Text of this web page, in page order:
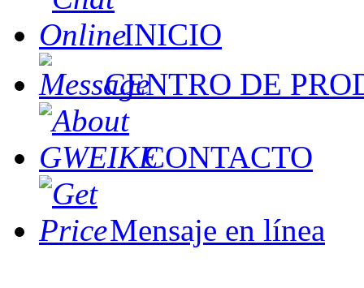
INICIO
CENTRO DE
CONTACTO
Mensaje en línea